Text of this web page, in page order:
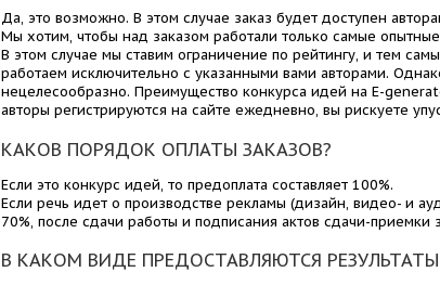
Да, это возможно. В этом случае заказ будет доступен
Мы хотим, чтобы над заказом работали только самые
В этом случае мы ставим ограничение по рейтингу, и тем
работаем исключительно с указанными вами авторами.
нецелесообразно. Преимущество конкурса идей на E-
авторы регистрируются на сайте ежедневно, вы рискуете
КАКОВ ПОРЯДОК ОПЛАТЫ ЗАКАЗОВ?
Если это конкурс идей, то предоплата составляет 100%.
Если речь идет о производстве рекламы (дизайн, видео- и
70%, после сдачи работы и подписания актов сдачи-приемки
В КАКОМ ВИДЕ ПРЕДОСТАВЛЯЮТСЯ РЕЗУЛЬТАТЫ